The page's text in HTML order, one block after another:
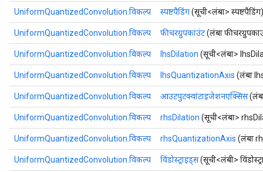
UniformQuantizedConvolution.विकल्प स्पष्टपैडिंग(सूची<लंबा> स्पष्टपैडिंग)
UniformQuantizedConvolution.विकल्प फीचरग्रुपकाउंट(लंबा
UniformQuantizedConvolution.विकल्प lhsDilation (सूची<लंबा>
UniformQuantizedConvolution.विकल्प lhsQuantizationAxis (लंबा
UniformQuantizedConvolution.विकल्प आउटपुटक्वांटाइजेशनएक्सिस
UniformQuantizedConvolution.विकल्प rhsDilation (सूची<लंबा>
UniformQuantizedConvolution.विकल्प rhsQuantizationAxis (लंबा
UniformQuantizedConvolution.विकल्प विंडोस्ट्राइड्स(सूची<लंबी>